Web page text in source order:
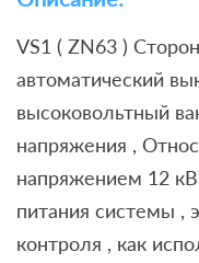
VS1 ( ZN63 )
автоматический
высоковольтный
напряжения ,
напряжением 12 кВ
питания системы ,
контроля , как